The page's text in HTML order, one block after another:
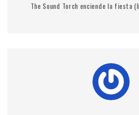
The Sound Torch enciende la fiesta